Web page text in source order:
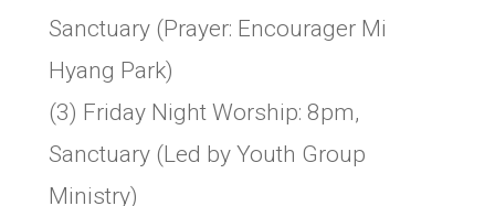
Sanctuary (Prayer: Encourager Mi
Hyang Park)
(3) Friday Night Worship: 8pm,
Sanctuary (Led by Youth Group
Ministry)